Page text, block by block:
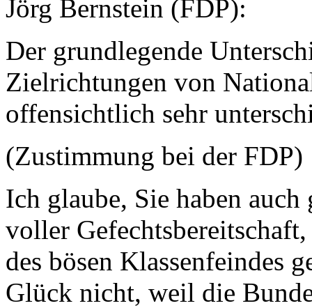
Jörg Bernstein (FDP):
Der grundlegende
Zielrichtungen von
offensichtlich sehr
(Zustimmung bei der FDP)
Ich glaube, Sie haben
voller
des bösen Klassenfeindes
Glück nicht, weil die